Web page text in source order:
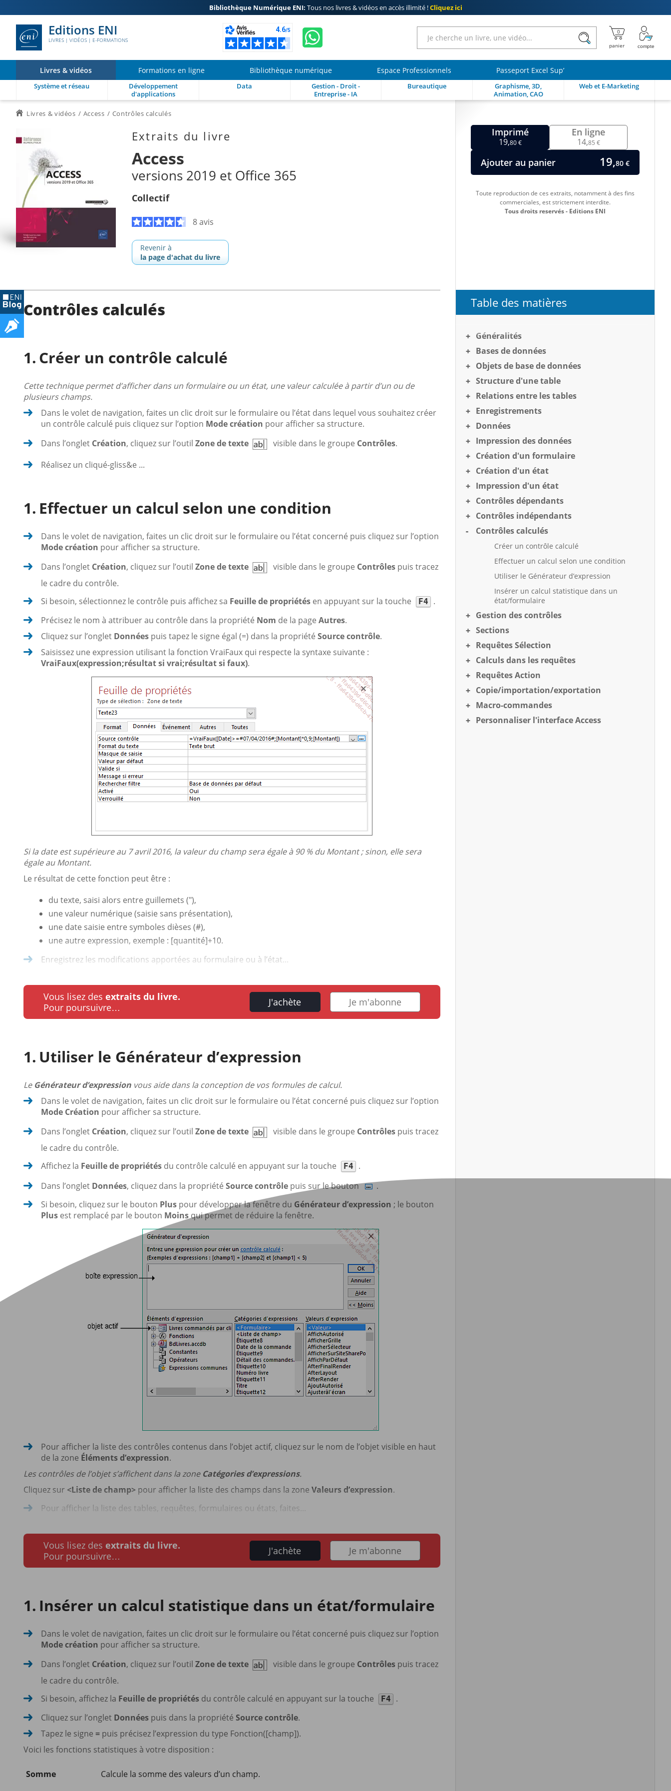
Bibliothèque Numérique ENI: Tous nos livres & vidéos en accès illimité !Cliquez ici
Editions ENI
LIVRES | VIDÉOS | E-FORMATIONS
Livres & vidéos Formations en ligne Bibliothèque numérique Espace Professionnels Passeport Excel Sup’
Système et réseau
Développement
d'applications
Data
Gestion - Droit -
Entreprise - IA
Bureautique
Graphisme, 3D,
Animation, CAO
Web et E-Marketing
Livres & vidéos Access Contrôles calculés
Extraits du livre
Access
versions 2019 et Office 365
Collectif
8 avis
Revenir à
la page d'achat du livre
Imprimé
19,80 €
En ligne
14,85 €
Ajouter au panier 19,80 €
Toute reproduction de ces extraits, notamment à des fins
commerciales, est strictement interdite.
Tous droits reservés - Editions ENI
Contrôles calculés
Créer un contrôle calculé
Cette technique permet d’afficher dans un formulaire ou un état, une valeur calculée à partir d’un ou de
plusieurs champs.
Dans le volet de navigation, faites un clic droit sur le formulaire ou l’état dans lequel vous souhaitez créer
un contrôle calculé puis cliquez sur l’option Mode création pour afficher sa structure.
Dans l’onglet Création, cliquez sur l’outil Zone de texte visible dans le groupe Contrôles.
Réalisez un cliqué-gliss&e ...
Effectuer un calcul selon une condition
Dans le volet de navigation, faites un clic droit sur le formulaire ou l’état concerné puis cliquez sur l’option
Mode création pour afficher sa structure.
Dans l’onglet Création, cliquez sur l’outil Zone de texte visible dans le groupe Contrôles puis tracez
le cadre du contrôle.
Si besoin, sélectionnez le contrôle puis affichez sa Feuille de propriétés en appuyant sur la touche F4
.
Précisez le nom à attribuer au contrôle dans la propriété Nom de la page Autres.
Cliquez sur l’onglet Données puis tapez le signe égal (=) dans la propriété Source contrôle.
Saisissez une expression utilisant la fonction VraiFaux qui respecte la syntaxe suivante :
VraiFaux(expression;résultat si vrai;résultat si faux).
Si la date est supérieure au 7 avril 2016, la valeur du champ sera égale à 90 % du Montant ; sinon, elle sera
égale au Montant.
Le résultat de cette fonction peut être :
du texte, saisi alors entre guillemets ("),
une valeur numérique (saisie sans présentation),
une date saisie entre symboles dièses (#),
une autre expression, exemple : [quantité]+10.
Enregistrez les modifications apportées au formulaire ou à l’état...
Vous lisez des extraits du livre.
Pour poursuivre…
J'achète Je m'abonne
Utiliser le Générateur d’expression
Le Générateur d’expression vous aide dans la conception de vos formules de calcul.
Dans le volet de navigation, faites un clic droit sur le formulaire ou l’état concerné puis cliquez sur l’option
Mode Création pour afficher sa structure.
Dans l’onglet Création, cliquez sur l’outil Zone de texte visible dans le groupe Contrôles puis tracez
le cadre du contrôle.
Affichez la Feuille de propriétés du contrôle calculé en appuyant sur la touche F4
.
Dans l’onglet Données, cliquez dans la propriété Source contrôle puis sur le bouton
.
Si besoin, cliquez sur le bouton Plus pour développer la fenêtre du Générateur d’expression ; le bouton
Plus est remplacé par le bouton Moinsqui permet de réduire la fenêtre.
Pour afficher la liste des contrôles contenus dans l’objet actif, cliquez sur le nom de l’objet visible en haut
de la zone Éléments d’expression.
Les contrôles de l’objet s’affichent dans la zone Catégories d’expressions.
Cliquez sur <Liste de champ> pour afficher la liste des champs dans la zone Valeurs d’expression.
Pour afficher la liste des tables, requêtes, formulaires ou états, faites...
Vous lisez des extraits du livre.
Pour poursuivre…
J'achète Je m'abonne
Insérer un calcul statistique dans un état/formulaire
Dans le volet de navigation, faites un clic droit sur le formulaire ou l’état concerné puis cliquez sur l’option
Mode création pour afficher sa structure.
Dans l’onglet Création, cliquez sur l’outil Zone de texte visible dans le groupe Contrôles puis tracez
le cadre du contrôle.
Si besoin, affichez la Feuille de propriétés du contrôle calculé en appuyant sur la touche F4
.
Cliquez sur l’onglet Données puis dans la propriété Source contrôle.
Tapez le signe = puis précisez l’expression du type Fonction([champ]).
Voici les fonctions statistiques à votre disposition :
Somme Calcule la somme des valeurs d’un champ.
Table des matières
Généralités
Bases de données
Objets de base de données
Structure d'une table
Relations entre les tables
Enregistrements
Données
Impression des données
Création d'un formulaire
Création d'un état
Impression d'un état
Contrôles dépendants
Contrôles indépendants
Contrôles calculés
Créer un contrôle calculé
Effectuer un calcul selon une condition
Utiliser le Générateur d’expression
Insérer un calcul statistique dans un
état/formulaire
Gestion des contrôles
Sections
Requêtes Sélection
Calculs dans les requêtes
Requêtes Action
Copie/importation/exportation
Macro-commandes
Personnaliser l'interface Access